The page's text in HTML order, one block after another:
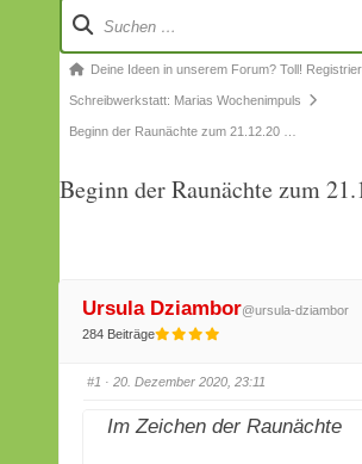
Forum-
Navigation
Forum-
Breadcrumbs
-
bist
Deine Ideen in unserem Forum? Toll!
Schreibwerkstatt: Marias Wochenimpuls
Beginn der Raunächte zum 21.12.20 …
Beginn der Raunächte zum
Ursula Dziambor@ursula-dziambor
284 Beiträge
#1 · 20. Dezember 2020, 23:11
Im Zeichen der Raunächte